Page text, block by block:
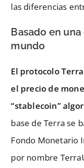
las diferencias
Basado en
mundo
El protocolo
el precio de
“stablecoin”
base de Terra se
Fondo Monetario
por nombre